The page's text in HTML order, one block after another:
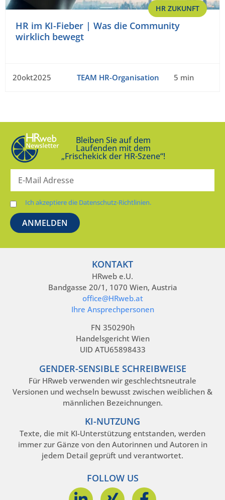
HR ZUKUNFT
HR im KI-Fieber | Was die Community
wirklich bewegt
20okt2025 TEAM HR-Organisation 5 min
Bleiben Sie auf dem
Laufenden mit dem
„Frischekick der HR-Szene“!
Ich akzeptiere die Datenschutz-Richtlinien.
KONTAKT
HRweb e.U.
Bandgasse 20/1, 1070 Wien, Austria
office@HRweb.at
Ihre Ansprechpersonen
FN 350290h
Handelsgericht Wien
UID ATU65898433
GENDER-SENSIBLE SCHREIBWEISE
Für HRweb verwenden wir geschlechtsneutrale
Versionen und wechseln bewusst zwischen weiblichen &
männlichen Bezeichnungen.
KI-NUTZUNG
Texte, die mit KI-Unterstützung entstanden, werden
immer zur Gänze von den Autorinnen und Autoren in
jedem Detail geprüft und verantwortet.
FOLLOW US